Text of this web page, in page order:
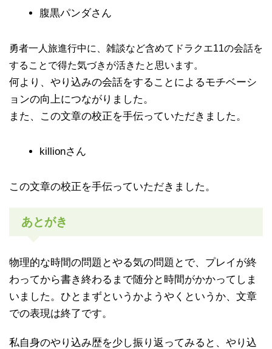
腹黒パンダさん
勇者一人旅進行中に、雑談など含めてドラクエ11の会話を
することで得た気づきが活きたと思います。
何より、やり込みの会話をすることによるモチベーシ
ョンの向上につながりました。
また、この文章の校正を手伝っていただきました。
killionさん
この文章の校正を手伝っていただきました。
あとがき
物理的な時間の問題とやる気の問題とで、プレイが終
わってから書き終わるまで随分と時間がかかってしま
いました。ひとまずというかようやくというか、文章
での表現は終了です。
私自身のやり込み歴を少し振り返ってみると、やり込